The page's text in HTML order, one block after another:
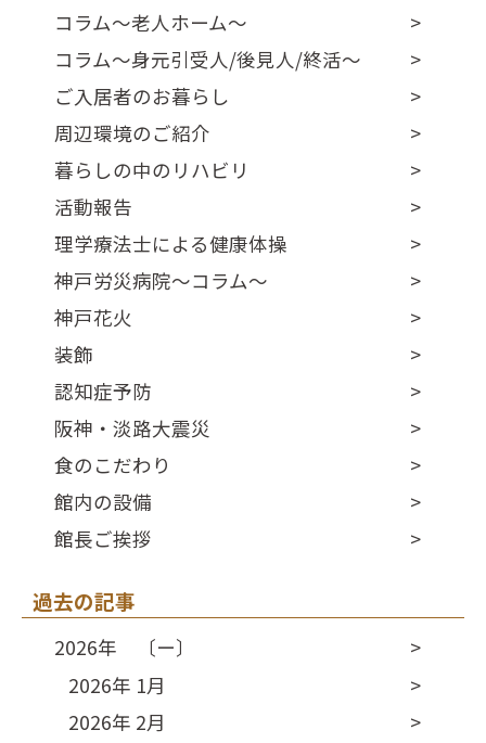
コラム～老人ホーム～
コラム～身元引受人/後見人/終活～
ご入居者のお暮らし
周辺環境のご紹介
暮らしの中のリハビリ
活動報告
理学療法士による健康体操
神戸労災病院～コラム～
神戸花火
装飾
認知症予防
阪神・淡路大震災
食のこだわり
館内の設備
館長ご挨拶
過去の記事
2026年 〔ー〕
2026年 1月
2026年 2月